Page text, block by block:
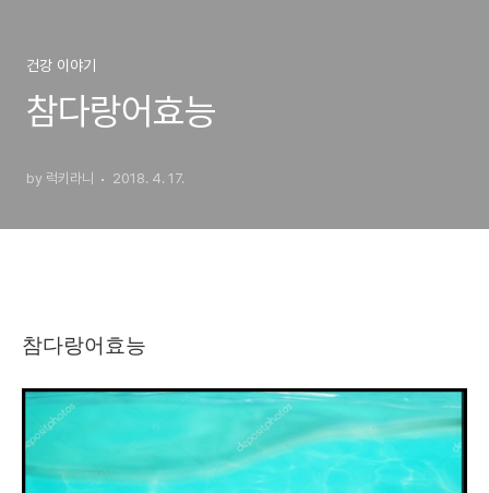
건강 이야기
참다랑어효능
by 럭키라니 2018. 4. 17.
참다랑어효능